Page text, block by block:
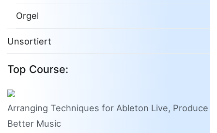
Orgel
Unsortiert
Top Course:
Arranging Techniques for Ableton Live, Produce
Better Music